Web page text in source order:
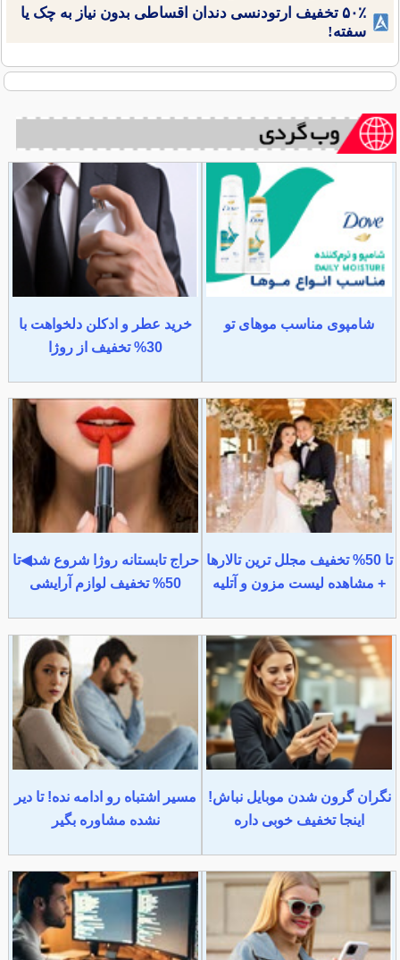
۵۰٪ تخفیف ارتودنسی دندان اقساطی بدون نیاز به چک یا
سفته!
شامپوی مناسب موهای تو
خرید عطر و ادکلن دلخواهت با
30% تخفیف از روژا
تا 50% تخفیف مجلل ترین تالارها
+ مشاهده لیست مزون و آتلیه
حراج تابستانه روژا شروع شد◀تا
50% تخفیف لوازم آرایشی
نگران گرون شدن موبایل نباش!
اینجا تخفیف خوبی داره
مسیر اشتباه رو ادامه نده! تا دیر
نشده مشاوره بگیر